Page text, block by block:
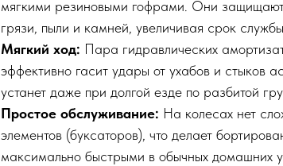
мягкими резиновыми гофрами. Они защищают
грязи, пыли и камней, увеличивая срок
Мягкий ход: Пара гидравлических
эффективно гасит удары от ухабов и стыков
устанет даже при долгой езде по разбитой
Простое обслуживание: На колесах нет
элементов (буксаторов), что делает
максимально быстрыми в обычных домашних